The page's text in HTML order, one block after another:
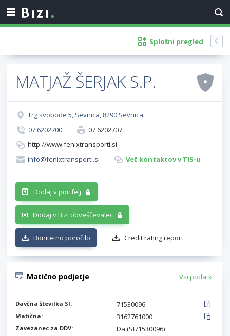
Splošni pregled
MATJAŽ ŠERJAK S.P.
Trg svobode 5, Sevnica, 8290 Sevnica
07 6202700
07 6202707
http://www.fenixtransporti.si
info@fenixtransporti.si
Več kontaktov v TIS-u
Dodaj v portfelj
Dodaj v Bizi obveščevalec
Bonitetno poročilo Credit rating report
Matično podjetje Vsi podatki
Davčna številka SI: 71530096
Matična: 3162761000
Zavezanec za DDV: Da (SI71530096)